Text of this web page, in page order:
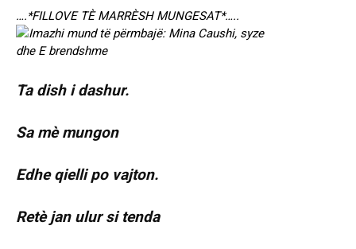
….*FILLOVE TÈ MARRÈSH MUNGESAT*…..
Ta dish i dashur.
Sa mè mungon
Edhe qielli po vajton.
Retè jan ulur si tenda